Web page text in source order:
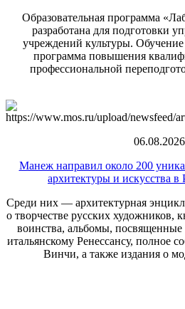
Образовательная программа
разработана для подготовки
учреждений культуры. Обучение
программа повышения
профессиональной
06.08.2026
Манеж направил около 200
архитектуры и искусства
Среди них — архитектурная
о творчестве русских художников,
воинства, альбомы, посвященные
итальянскому Ренессансу, полное
Винчи, а также издания о